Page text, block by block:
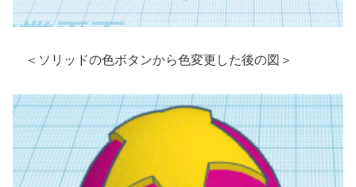
＜ソリッドの色ボタンから色変更した後の図＞